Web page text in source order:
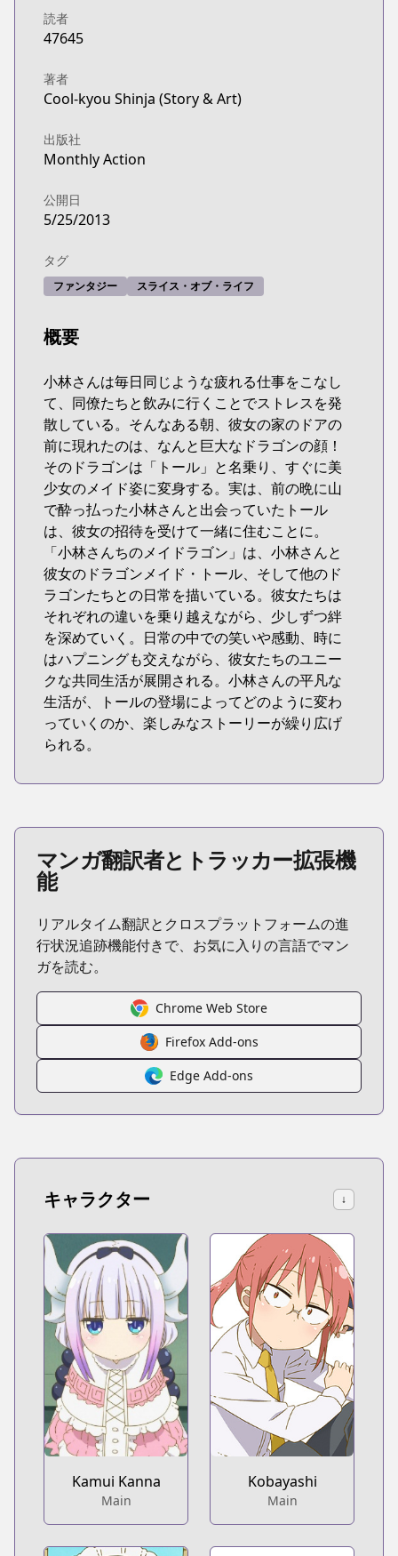
読者
47645
著者
Cool-kyou Shinja (Story & Art)
出版社
Monthly Action
公開日
5/25/2013
タグ
ファンタジー スライス・オブ・ライフ
概要
小林さんは毎日同じような疲れる仕事をこなし
て、同僚たちと飲みに行くことでストレスを発
散している。そんなある朝、彼女の家のドアの
前に現れたのは、なんと巨大なドラゴンの顔！
そのドラゴンは「トール」と名乗り、すぐに美
少女のメイド姿に変身する。実は、前の晩に山
で酔っ払った小林さんと出会っていたトール
は、彼女の招待を受けて一緒に住むことに。
「小林さんちのメイドラゴン」は、小林さんと
彼女のドラゴンメイド・トール、そして他のド
ラゴンたちとの日常を描いている。彼女たちは
それぞれの違いを乗り越えながら、少しずつ絆
を深めていく。日常の中での笑いや感動、時に
はハプニングも交えながら、彼女たちのユニー
クな共同生活が展開される。小林さんの平凡な
生活が、トールの登場によってどのように変わ
っていくのか、楽しみなストーリーが繰り広げ
られる。
マンガ翻訳者とトラッカー拡張機
能
リアルタイム翻訳とクロスプラットフォームの進
行状況追跡機能付きで、お気に入りの言語でマン
ガを読む。
Chrome Web Store
Firefox Add-ons
Edge Add-ons
キャラクター ↓
Kamui Kanna
Main
Kobayashi
Main